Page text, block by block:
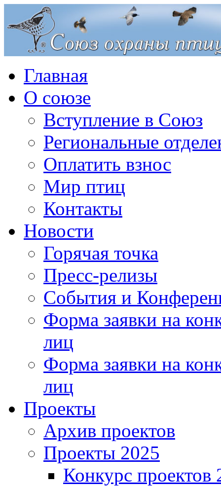
Главная
О союзе
Вступление в Союз
Региональные
Оплатить взнос
Мир птиц
Контакты
Новости
Горячая точка
Пресс-релизы
События и
Форма заявки на
лиц
Форма заявки на
лиц
Проекты
Архив проектов
Проекты 2025
Конкурс проектов